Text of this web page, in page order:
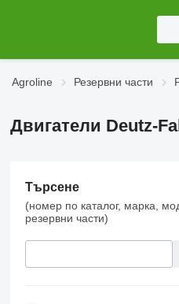
Agroline Резервни части
Двигатели Deutz-
Търсене
(номер по каталог, марка,
резервни части)